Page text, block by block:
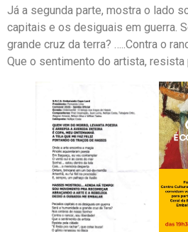
Já a segunda parte, mostra o lado
capitais e os desiguais em guerra.
grande cruz da terra? …..Contra o
Que o sentimento do artista, resista